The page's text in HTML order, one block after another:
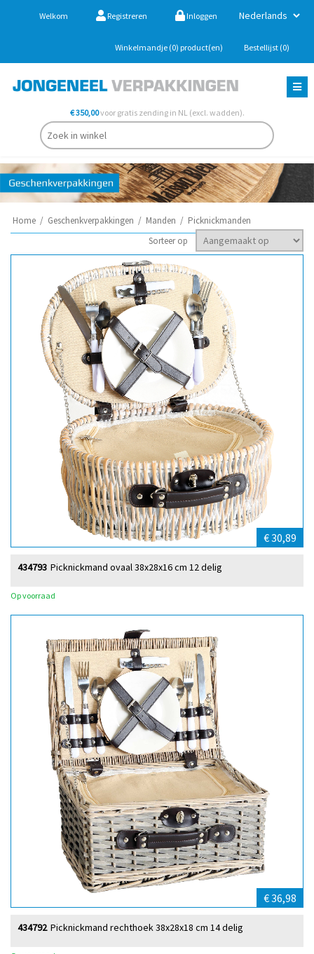
Welkom Registreren Inloggen
Winkelmandje (0) product(en) Bestellijst (0)
€ 350,00voor gratis zending in NL (excl. wadden).
Home / Geschenkverpakkingen / Manden / Picknickmanden
Sorteer op
€ 30,89
Picknickmand ovaal 38x28x16 cm 12 delig
434793
Op voorraad
€ 36,98
Picknickmand rechthoek 38x28x18 cm 14 delig
434792